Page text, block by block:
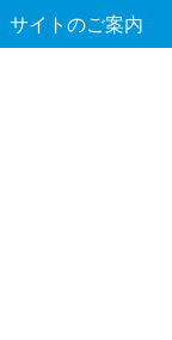
サイトのご案内